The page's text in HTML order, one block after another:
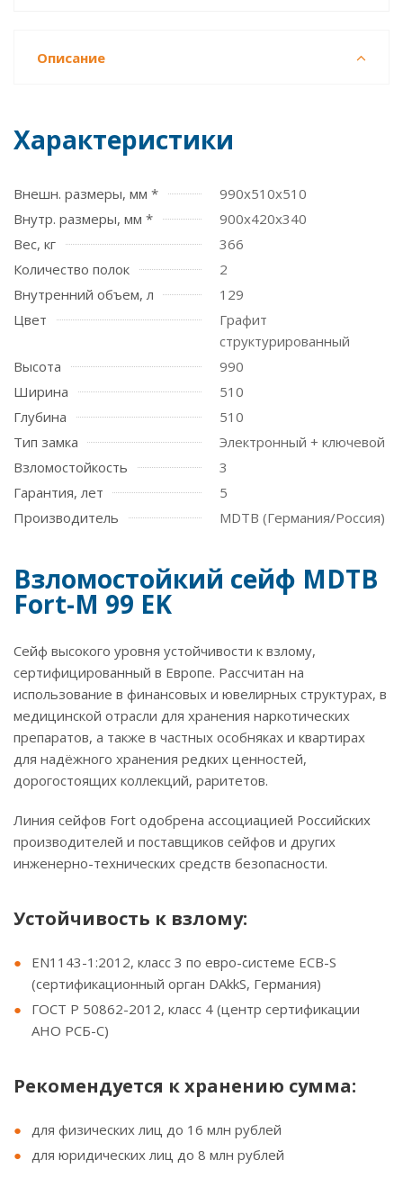
Описание
Характеристики
Внешн. размеры, мм *
990x510x510
Внутр. размеры, мм *
900x420x340
Вес, кг
366
Количество полок
2
Внутренний объем, л
129
Цвет
Графит
структурированный
Высота
990
Ширина
510
Глубина
510
Тип замка
Электронный + ключевой
Взломостойкость
3
Гарантия, лет
5
Производитель
MDTB (Германия/Россия)
Взломостойкий сейф MDTB
Fort-M 99 EK
Сейф высокого уровня устойчивости к взлому,
сертифицированный в Европе. Рассчитан на
использование в финансовых и ювелирных структурах, в
медицинской отрасли для хранения наркотических
препаратов, а также в частных особняках и квартирах
для надёжного хранения редких ценностей,
дорогостоящих коллекций, раритетов.
Линия сейфов Fort одобрена ассоциацией Российских
производителей и поставщиков сейфов и других
инженерно-технических средств безопасности.
Устойчивость к взлому:
EN1143-1:2012, класс 3 по евро-системе ECB-S
(сертификационный орган DAkkS, Германия)
ГОСТ Р 50862-2012, класс 4 (центр сертификации
АНО РСБ-С)
Рекомендуется к хранению сумма:
для физических лиц до 16 млн рублей
для юридических лиц до 8 млн рублей